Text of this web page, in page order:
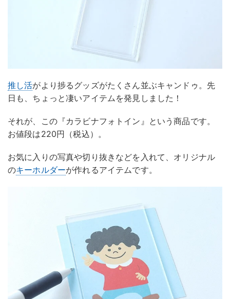
推し活がより捗るグッズがたくさん並ぶキャンドゥ。先
日も、ちょっと凄いアイテムを発見しました！
それが、この『カラビナフォトイン』という商品です。
お値段は220円（税込）。
お気に入りの写真や切り抜きなどを入れて、オリジナル
のキーホルダーが作れるアイテムです。